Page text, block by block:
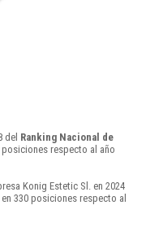
del Ranking Nacional de
respecto al año
Konig Estetic Sl. en 2024
330 posiciones respecto al